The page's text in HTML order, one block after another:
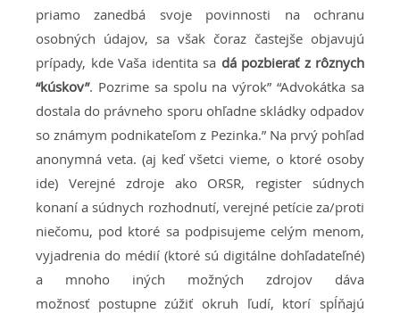
priamo zanedbá svoje povinnosti na ochranu
osobných údajov, sa však čoraz častejše objavujú
prípady, kde Vaša identita sa dá pozbierať z rôznych
“kúskov”. Pozrime sa spolu na výrok” “Advokátka sa
dostala do právneho sporu ohľadne skládky odpadov
so známym podnikateľom z Pezinka.” Na prvý pohľad
anonymná veta. (aj keď všetci vieme, o ktoré osoby
ide) Verejné zdroje ako ORSR, register súdnych
konaní a súdnych rozhodnutí, verejné petície za/proti
niečomu, pod ktoré sa podpisujeme celým menom,
vyjadrenia do médií (ktoré sú digitálne dohľadateľné)
a mnoho iných možných zdrojov dáva
možnosť postupne zúžiť okruh ľudí, ktorí spĺňajú